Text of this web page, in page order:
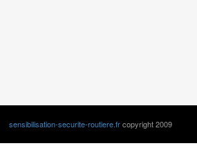
sensibilisation-securite-routiere.frcopyright 2009